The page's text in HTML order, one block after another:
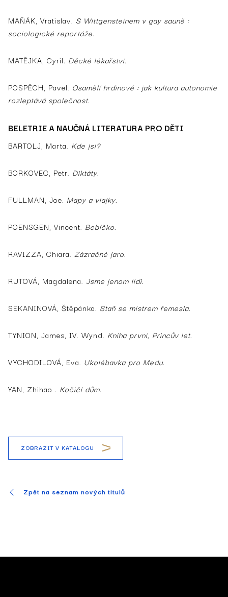
MAŇÁK, Vratislav. S Wittgensteinem v gay sauně :
sociologické reportáže.
MATĚJKA, Cyril. Děcké lékařství.
POSPĚCH, Pavel. Osamělí hrdinové : jak kultura autonomie
rozleptává společnost.
BELETRIE A NAUČNÁ LITERATURA PRO DĚTI
BARTOLJ, Marta. Kde jsi?
BORKOVEC, Petr. Diktáty.
FULLMAN, Joe. Mapy a vlajky.
POENSGEN, Vincent. Bebíčko.
RAVIZZA, Chiara. Zázračné jaro.
RUTOVÁ, Magdalena. Jsme jenom lidi.
SEKANINOVÁ, Štěpánka. Staň se mistrem řemesla.
TYNION, James, IV. Wynd. Kniha první, Princův let.
VYCHODILOVÁ, Eva. Ukolébavka pro Medu.
YAN, Zhihao . Kočičí dům.
ZOBRAZIT V KATALOGU
Zpět na seznam nových titulů